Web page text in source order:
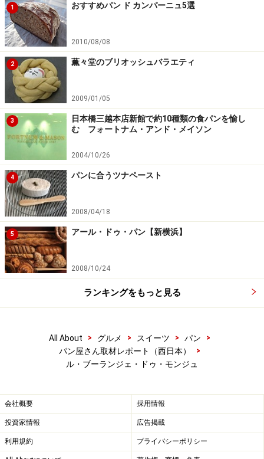
1 おすすめパン ド カンパーニュ5選
2010/08/08
2 薫々堂のブリオッシュバラエティ
2009/01/05
3
日本橋三越本店新館で約10種類の食パンを愉し
む フォートナム・アンド・メイソン
2004/10/26
4 パンに合うツナペースト
2008/04/18
5 アール・ドゥ・パン【新横浜】
2008/10/24
ランキングをもっと見る
All About > グルメ > スイーツ > パン
>
パン屋さん取材レポート（西日本）
>
ル・ブーランジェ・ドゥ・モンジュ
会社概要 採用情報
投資家情報 広告掲載
利用規約 プライバシーポリシー